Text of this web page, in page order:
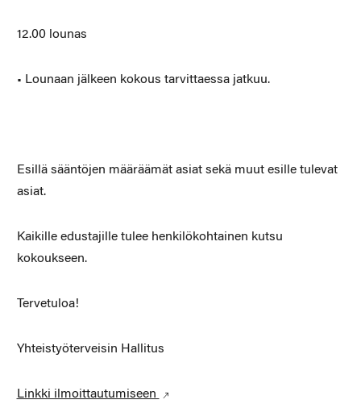
12.00 lounas
• Lounaan jälkeen kokous tarvittaessa jatkuu.
Esillä sääntöjen määräämät asiat sekä muut esille tulevat
asiat.
Kaikille edustajille tulee henkilökohtainen kutsu
kokoukseen.
Tervetuloa!
Yhteistyöterveisin Hallitus
Linkki ilmoittautumiseen